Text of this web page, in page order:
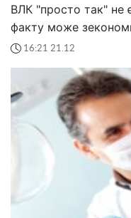
ВЛК "просто так" не
факту може
16:21 21.12